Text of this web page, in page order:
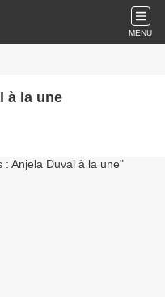
MENU
à la une